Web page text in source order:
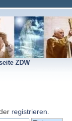
ZDW
registrieren